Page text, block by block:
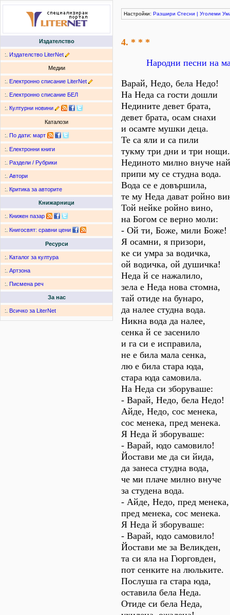
Издателство
:. Издателство LiterNet
Медии
:. Електронно списание LiterNet
:. Електронно списание БЕЛ
:. Културни новини
Каталози
:. По дати: март
:. Електронни книги
:. Раздели / Рубрики
:. Автори
:. Критика за авторите
Книжарници
:. Книжен пазар
:. Книгосвят: сравни цени
Ресурси
:. Каталог за култура
:. Артзона
:. Писмена реч
За нас
:. Всичко за LiterNet
Настройки: Разшири Стесни | Уголеми
4. * * *
Народни песни на
Варай, Недо, бела Недо!
На Неда са гости дошли
Недините девет брата,
девет брата, осам снахи
и осамте мушки деца.
Те са яли и са пили
тукму три дни и три нощи.
Нединото милно внуче
припи му се студна вода.
Вода се е довършила,
те му Неда дават ройно
Той нейке ройно вино,
на Богом се верно моли:
- Ой ти, Боже, мили Боже!
Я осамни, я призори,
ке си умра за водичка,
ой водичка, ой душичка!
Неда й се нажалило,
зела е Неда нова стомна,
тай отиде на бунаро,
да налее студна вода.
Никна вода да налее,
сенка й се засенило
и га си е исправила,
не е била мала сенка,
лю е била стара юда,
стара юда самовила.
На Неда си зборуваше:
- Варай, Недо, бела Недо!
Айде, Недо, сос менека,
сос менека, пред менека.
Я Неда й зборуваше:
- Варай, юдо самовило!
Йостави ме да си йида,
да занеса студна вода,
че ми плаче милно внуче
за студена вода.
- Айде, Недо, пред менека,
пред менека, сос менека.
Я Неда й зборуваше:
- Варай, юдо самовило!
Йостави ме за Великден,
та си яла на Гюрговден,
пот сенките на люльките.
Послуша га стара юда,
оставила бела Неда.
Отиде си бела Неда,